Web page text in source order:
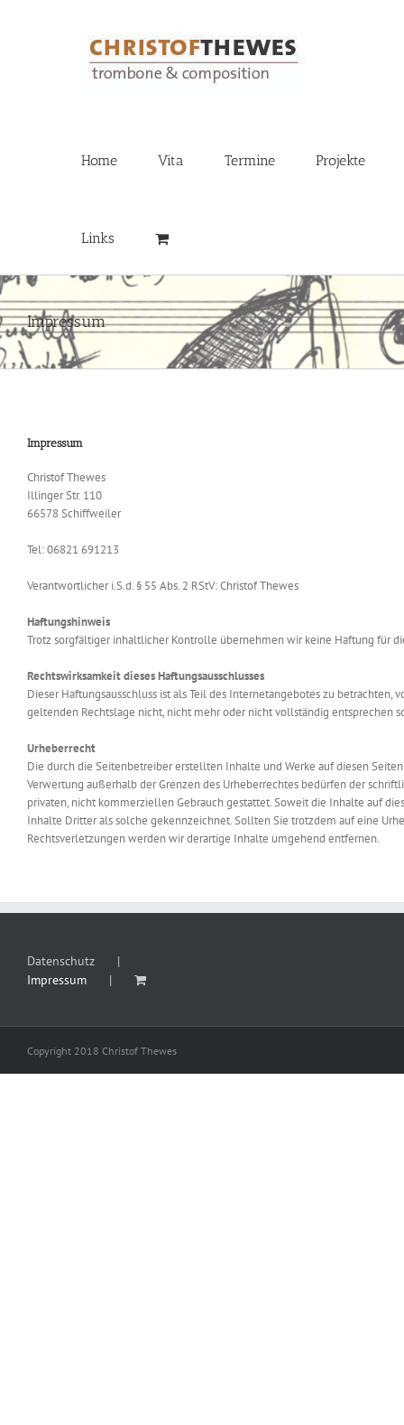
Home Vita Termine Projekte
Links
Impressum
Impressum
Christof Thewes
Illinger Str. 110
66578 Schiffweiler
Tel: 06821 691213
Verantwortlicher i.S.d. § 55 Abs. 2 RStV: Christof Thewes
Haftungshinweis
Trotz sorgfältiger inhaltlicher Kontrolle übernehmen wir keine Haftung für
Rechtswirksamkeit dieses Haftungsausschlusses
Dieser Haftungsausschluss ist als Teil des Internetangebotes zu
geltenden Rechtslage nicht, nicht mehr oder nicht vollständig
Urheberrecht
Die durch die Seitenbetreiber erstellten Inhalte und Werke auf diesen
Verwertung außerhalb der Grenzen des Urheberrechtes bedürfen der
privaten, nicht kommerziellen Gebrauch gestattet. Soweit die Inhalte auf
Inhalte Dritter als solche gekennzeichnet. Sollten Sie trotzdem auf eine
Rechtsverletzungen werden wir derartige Inhalte umgehend entfernen.
Datenschutz
Impressum
Copyright 2018 Christof Thewes